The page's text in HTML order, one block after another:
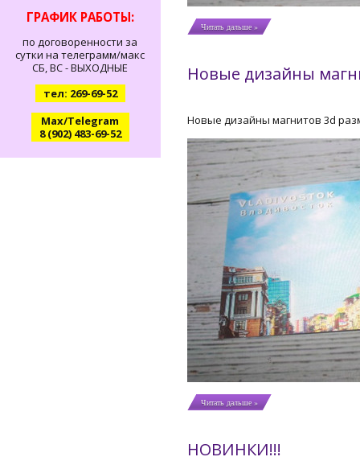
ГРАФИК РАБОТЫ:
по договоренности за
сутки на телеграмм/макс
СБ, ВС - ВЫХОДНЫЕ
тел: 269-69-52
Max/Telegram
8 (902) 483-69-52
Читать дальше »
Новые дизайны
Новые дизайны магнитов 3d
Читать дальше »
НОВИНКИ!!!